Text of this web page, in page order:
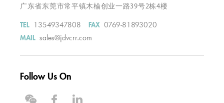
广东省东莞市常平镇木棆创业一路39号2栋4楼
TEL 13549347808 FAX 0769-81893020
MAIL sales@jdvcrr.com
Follow Us On